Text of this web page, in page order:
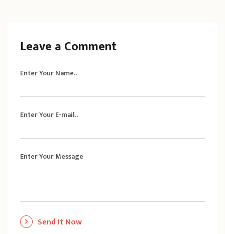
Leave a Comment
Enter Your Name..
Enter Your E-mail..
Enter Your Message
Send It Now